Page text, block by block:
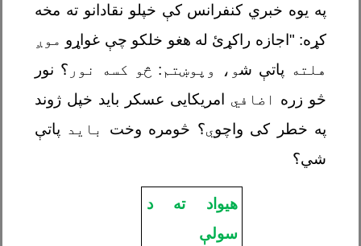
په یوه خبري کنفرانس کې خپلو نقادانو ته مخه
کړه: "اجازه راکړئ له هغو خلکو چې غواړو موږ
هلته پاتې شو، وپوښتم: څو کسه نور ؟ نور
څو زره
اضافي امریکایی عسکر باید خپل ژوند
په خطر کی واچوي؟ څومره وخت باید پاتې
شي؟
هیواد ته د
سولې